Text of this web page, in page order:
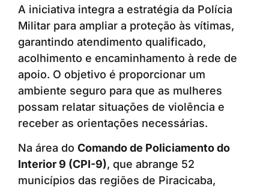
A iniciativa integra a estratégia da Polícia
Militar para ampliar a proteção às vítimas,
garantindo atendimento qualificado,
acolhimento e encaminhamento à rede de
apoio. O objetivo é proporcionar um
ambiente seguro para que as mulheres
possam relatar situações de violência e
receber as orientações necessárias.
Na área do Comando de Policiamento do
Interior 9 (CPI-9), que abrange 52
municípios das regiões de Piracicaba,